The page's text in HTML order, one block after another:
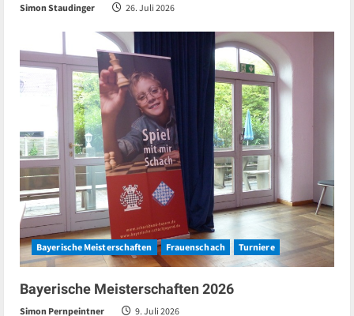
Simon Staudinger 26. Juli 2026
Bayerische Meisterschaften Frauenschach Turniere
Bayerische Meisterschaften 2026
Simon Pernpeintner 9. Juli 2026